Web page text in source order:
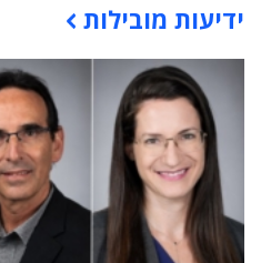
ידיעות מובילות